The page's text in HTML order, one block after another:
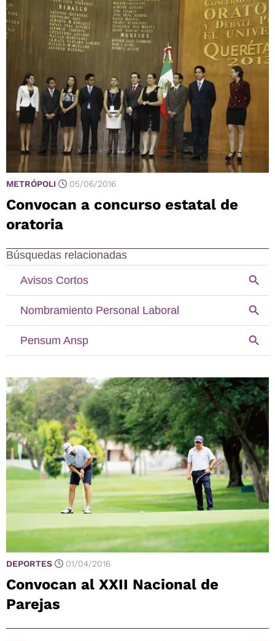
METRÓPOLI 05/06/2016
Convocan a concurso estatal de
oratoria
DEPORTES 01/04/2016
Convocan al XXII Nacional de
Parejas